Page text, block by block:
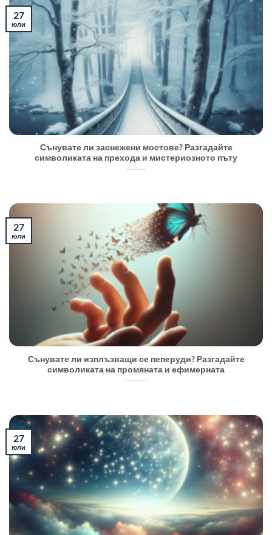
Сънувате ли заснежени мостове? Разгадайте
символиката на прехода и мистериозното пъту
27
юли
Сънувате ли изплъзващи се пеперуди? Разгадайте
символиката на промяната и ефимерната
27
юли
27
юли